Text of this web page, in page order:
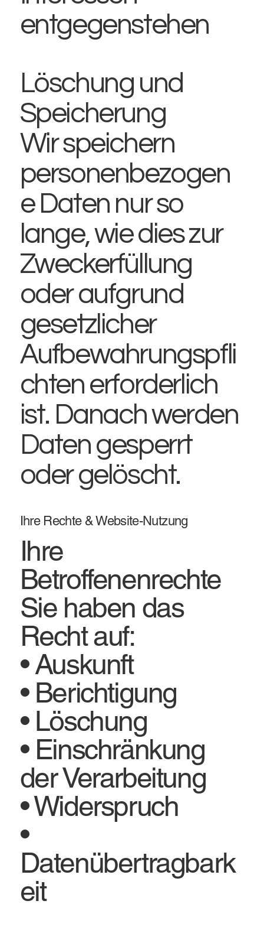
entgegenstehen
Löschung und
Speicherung
Wir speichern
personenbezogen
e Daten nur so
lange, wie dies zur
Zweckerfüllung
oder aufgrund
gesetzlicher
Aufbewahrungspfli
chten erforderlich
ist. Danach werden
Daten gesperrt
oder gelöscht.
Ihre Rechte & Website-Nutzung
Ihre
Betroffenenrechte
Sie haben das
Recht auf:
• Auskunft
• Berichtigung
• Löschung
• Einschränkung
der Verarbeitung
• Widerspruch
•
Datenübertragbark
eit